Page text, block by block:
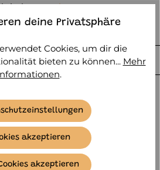
mehr
ARTIKEL
deine Privatsphäre
Cookies, um dir die
bieten zu können... Mehr
.
akzeptieren
akzeptieren